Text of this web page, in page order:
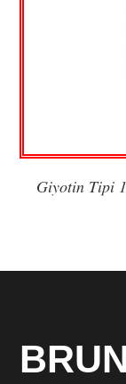
Giyotin Tipi